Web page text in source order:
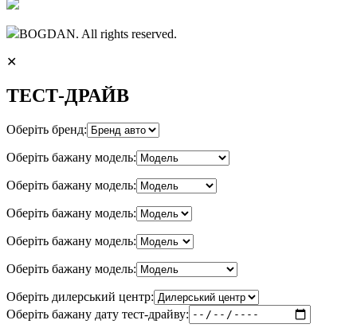
BOGDAN. All rights reserved.
✕
ТЕСТ-ДРАЙВ
Оберіть бренд:
Оберіть бажану модель:
Оберіть бажану модель:
Оберіть бажану модель:
Оберіть бажану модель:
Оберіть бажану модель:
Оберіть дилерський центр:
Оберіть бажану дату тест-драйву: